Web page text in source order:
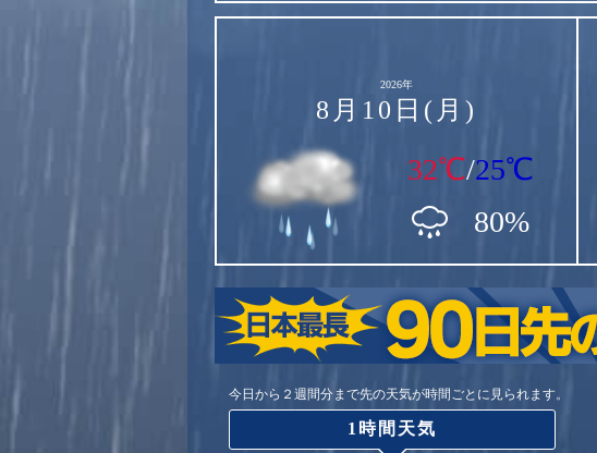
2026年
8月10日(月)
32℃/25℃
80%
今日から２週間分まで先の天気が時間ごとに見られます。
1時間天気